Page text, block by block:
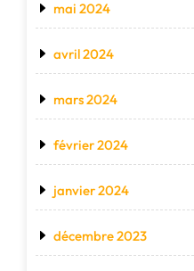
mai 2024
avril 2024
mars 2024
février 2024
janvier 2024
décembre 2023